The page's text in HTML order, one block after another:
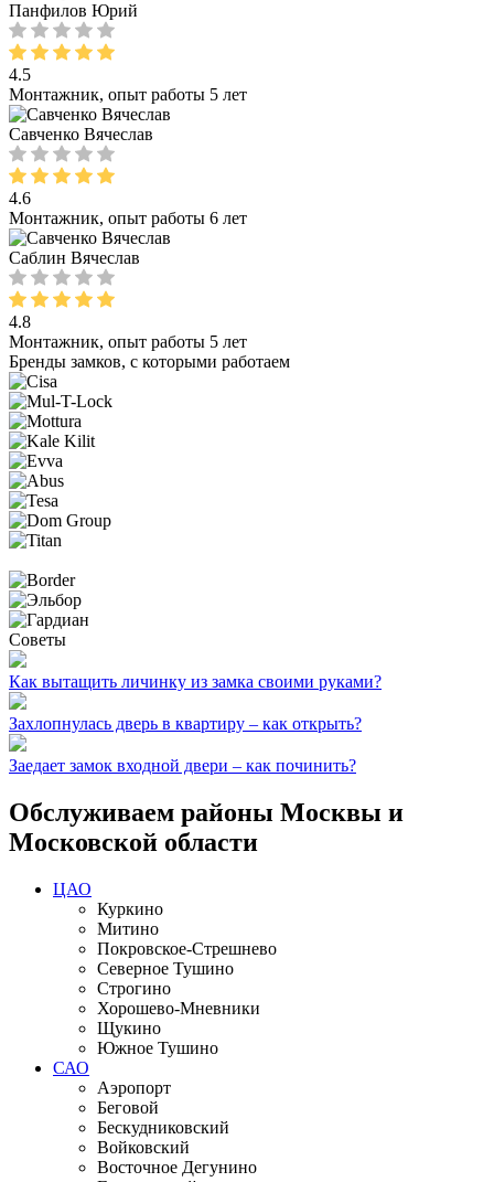
Панфилов Юрий
4.5
Монтажник, опыт работы 5 лет
Савченко Вячеслав
4.6
Монтажник, опыт работы 6 лет
Саблин Вячеслав
4.8
Монтажник, опыт работы 5 лет
Бренды замков, с которыми работаем
Советы
Как вытащить личинку из замка своими руками?
Захлопнулась дверь в квартиру – как открыть?
Заедает замок входной двери – как починить?
Обслуживаем районы Москвы и
Московской области
ЦАО
Куркино
Митино
Покровское-Стрешнево
Северное Тушино
Строгино
Хорошево-Мневники
Щукино
Южное Тушино
САО
Аэропорт
Беговой
Бескудниковский
Войковский
Восточное Дегунино